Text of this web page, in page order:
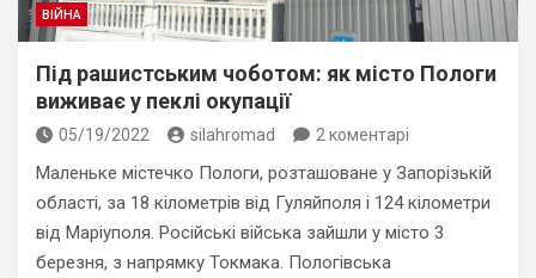
ВІЙНА
Під рашистським чоботом: як місто Пологи
виживає у пеклі окупації
05/19/2022 silahromad 2 коментарі
Маленьке містечко Пологи, розташоване у Запорізькій
області, за 18 кілометрів від Гуляйполя і 124 кілометри
від Маріуполя. Російські війська зайшли у місто 3
березня, з напрямку Токмака. Пологівська